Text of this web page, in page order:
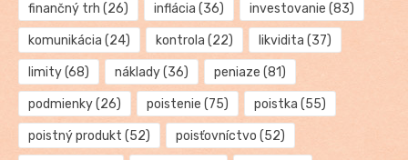
finančný trh (26) inflácia (36) investovanie (83)
komunikácia (24) kontrola (22) likvidita (37)
limity(68) náklady(36) peniaze (81)
podmienky(26) poistenie (75) poistka (55)
poistný produkt (52) poisťovníctvo (52)